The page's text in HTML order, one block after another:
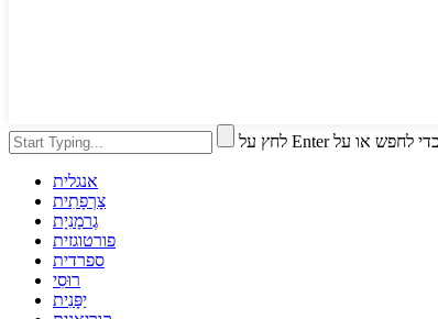
אנגלית
צָרְפָתִית
גֶרמָנִיָת
פורטוגזית
ספרדית
רוּסִי
יַפָּנִית